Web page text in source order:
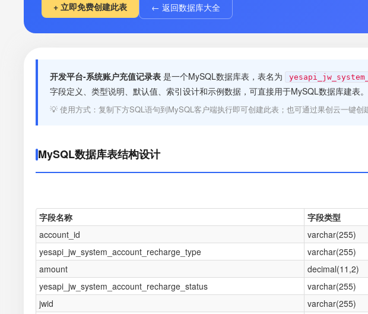
+ 立即免费创建此表 ← 返回数据库大全
开发平台-系统账户充值记录表 是一个MySQL数据库表，表名为
字段定义、类型说明、默认值、索引设计和示例数据，可直接用于MySQL数据库建表。
💡 使用方式：复制下方SQL语句到MySQL客户端执行即可创建此表；也可通过果创云一键创
MySQL数据库表结构设计
字段名称
字段类型
account_id
varchar(255)
yesapi_jw_system_account_recharge_type
varchar(255)
amount
decimal(11,2)
yesapi_jw_system_account_recharge_status
varchar(255)
jwid
varchar(255)